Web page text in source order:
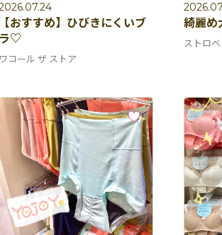
【おすすめ】ひびきにくいブ
ラ♡
ワコール ザ ストア
綺麗め
ストロ